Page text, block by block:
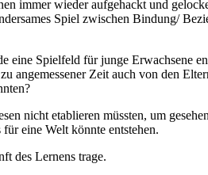
immer wieder aufgehackt und
Spiel zwischen Bindung/
eine Spielfeld für junge Erwachsene
angemessener Zeit auch von den
nicht etablieren müssten, um
eine Welt könnte entstehen.
des Lernens trage.